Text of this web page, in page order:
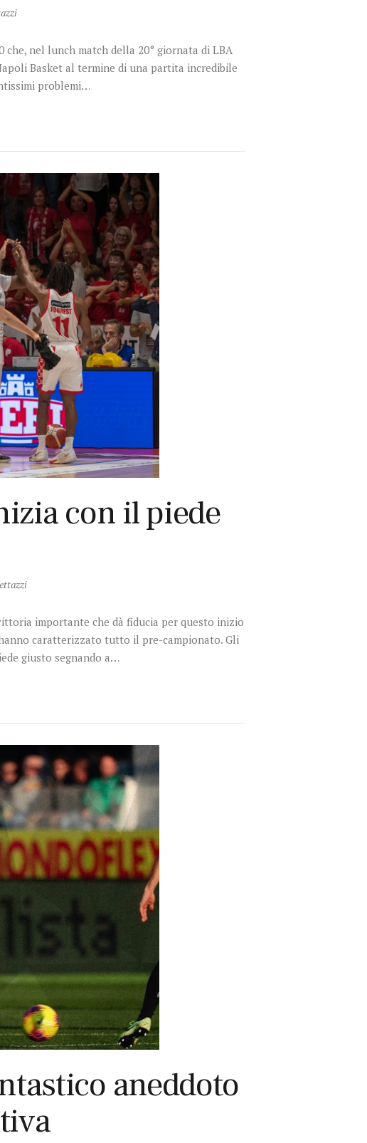
che, nel lunch match della 20° giornata di LBA
Basket al termine di una partita incredibile
problemi…
con il piede
importante che dà fiducia per questo inizio
caratterizzato tutto il pre-campionato. Gli
giusto segnando a…
aneddoto